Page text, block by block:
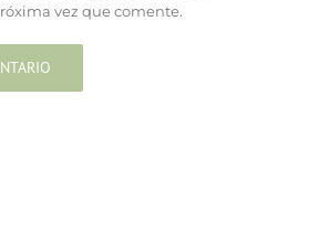
vez que comente.